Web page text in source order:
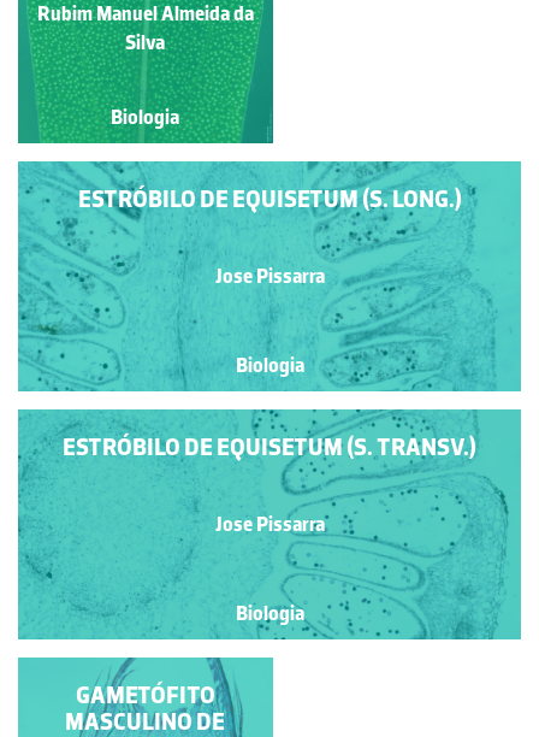
Rubim Manuel Almeida da
Silva
Biologia
Rubim Manuel Almeida da
Silva
Biologia
ESTRÓBILO DE EQUISETUM (S. LONG.)
Jose Pissarra
Biologia
ESTRÓBILO DE EQUISETUM (S. TRANSV.)
Jose Pissarra
Biologia
PROTALO DE
PTERIDÓFITA
GAMETÓFITO
MASCULINO DE